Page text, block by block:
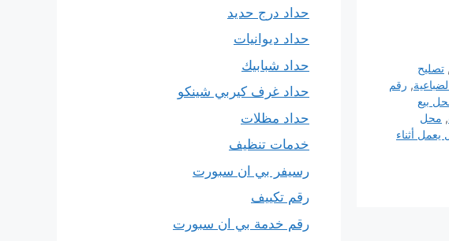
,تصليح
, رقم
بيع
, محل
أثناء
حداد درج حديد
حداد ديوانيات
حداد شبابيك
حداد غرف كيربي شينكو
حداد مظلات
خدمات تنظيف
رسيفر بي ان سبورت
رقم تكييف
رقم خدمة بي ان سبورت